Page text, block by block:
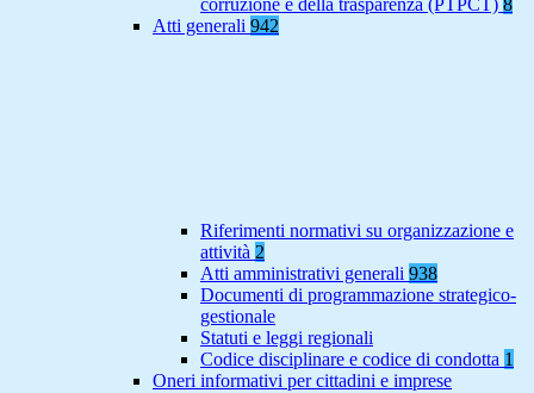
corruzione e della trasparenza (PTPCT) 8
Atti generali 942
Riferimenti normativi su organizzazione e
attività 2
Atti amministrativi generali 938
Documenti di programmazione strategico-
gestionale
Statuti e leggi regionali
Codice disciplinare e codice di condotta 1
Oneri informativi per cittadini e imprese